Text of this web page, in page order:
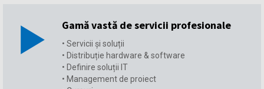
Gamă vastă de servicii profesionale
• Servicii și soluții
• Distribuție hardware & software
• Definire soluții IT
• Management de proiect